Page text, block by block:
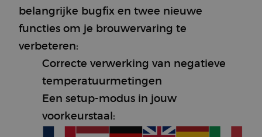
belangrijke bugfix en twee nieuwe
functies om je brouwervaring te
verbeteren:
Correcte verwerking van negatieve
temperatuurmetingen
Een setup-modus in jouw
voorkeurstaal: